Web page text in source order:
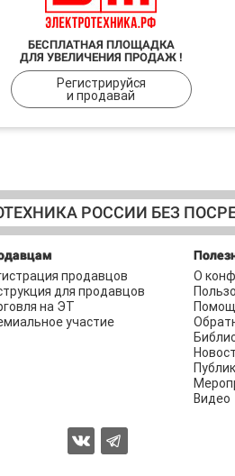
БЕСПЛАТНАЯ ПЛОЩАДКА
ДЛЯ УВЕЛИЧЕНИЯ ПРОДАЖ !
Регистрируйся
и продавай
РОССИИ БЕЗ
продавцов
для продавцов
на ЭТ
участие
О
Видео